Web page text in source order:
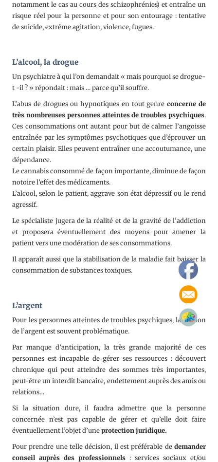
notamment le cas au cours des schizophrénies) et entraîne un
risque réel pour la personne et pour son entourage : tentative
de suicide, extrême agitation, violence, fugues.
L’alcool, la drogue
Un psychiatre à qui l’on demandait « mais pourquoi se drogue-
t -il ? » répondait : mais … parce qu’il souffre.
L’abus de drogues ou hypnotiques en tout genre concerne de
très nombreuses personnes atteintes de troubles psychiques.
Ces consommations ont autant pour but de calmer l’angoisse
entraînée par les symptômes psychotiques que d’éprouver un
certain plaisir. Elles peuvent entraîner une accoutumance, une
dépendance.
Le cannabis consommé de façon importante, diminue de façon
notoire l’effet des médicaments.
L’alcool, selon le patient, aggrave son état dépressif ou le rend
agressif.
Le spécialiste jugera de la réalité et de la gravité de l’addiction
et proposera éventuellement des moyens pour amener la
patient vers une modération de ses consommations.
Il apparaît aussi que la stabilisation de la maladie fait baisser la
consommation de substances toxiques.
L’argent
Pour les personnes atteintes de troubles psychiques, la gestion
de l’argent est souvent problématique.
Par manque d’anticipation, la très grande majorité de ces
personnes est incapable de gérer ses ressources : découvert
chronique qui peut atteindre des sommes très importantes,
peut-être un interdit bancaire, endettement auprès des amis ou
relations…
Si la situation dure, il faudra admettre que la personne
concernée n’est pas capable de gérer et qu’elle doit faire
éventuellement l’objet d’uneprotection juridique.
Pour prendre une telle décision, il est préférable de demander
conseil auprès des professionnels : services sociaux et/ou